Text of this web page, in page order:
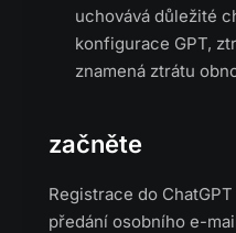
uchovává důležité
konfigurace GPT,
znamená ztrátu
začněte
Registrace do
předání osobního e-